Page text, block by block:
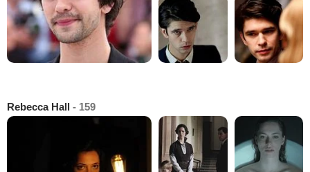
Rebecca Hall - 159